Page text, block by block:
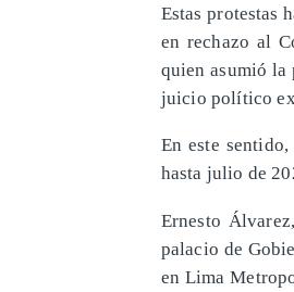
Estas protestas
en rechazo al
quien asumió la
juicio político
En este
hasta julio de
Ernesto
palacio de
en Lima